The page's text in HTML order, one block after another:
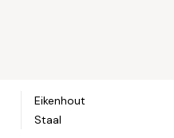
Eikenhout
Staal